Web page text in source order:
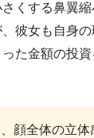
くする鼻翼
彼女も自身
た金額の投
顔全体の立